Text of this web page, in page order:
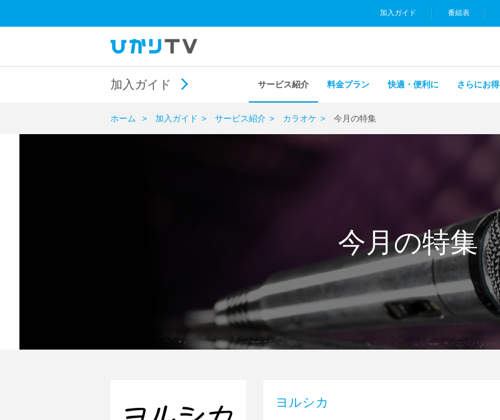
加入ガイド 番組表
加入ガイド サービス紹介 料金プラン 快適・便利に さらにお得
ホーム 加入ガイド サービス紹介 カラオケ 今月の特集
今月の特集
ヨルシカ